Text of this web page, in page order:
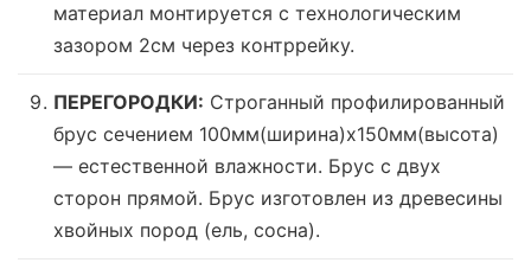
материал монтируется с технологическим
зазором 2см через контррейку.
ПЕРЕГОРОДКИ: Строганный профилированный
брус сечением 100мм(ширина)x150мм(высота)
— естественной влажности. Брус с двух
сторон прямой. Брус изготовлен из древесины
хвойных пород (ель, сосна).